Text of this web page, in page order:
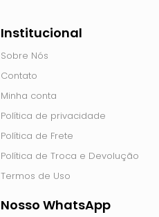
Institucional
Sobre Nós
Contato
Minha conta
Política de privacidade
Política de Frete
Política de Troca e Devolução
Termos de Uso
Nosso WhatsApp